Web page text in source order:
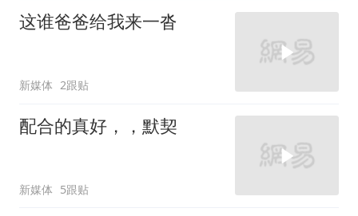
这谁爸爸给我来一沓
新媒体 2跟贴
配合的真好，，默契
新媒体 5跟贴